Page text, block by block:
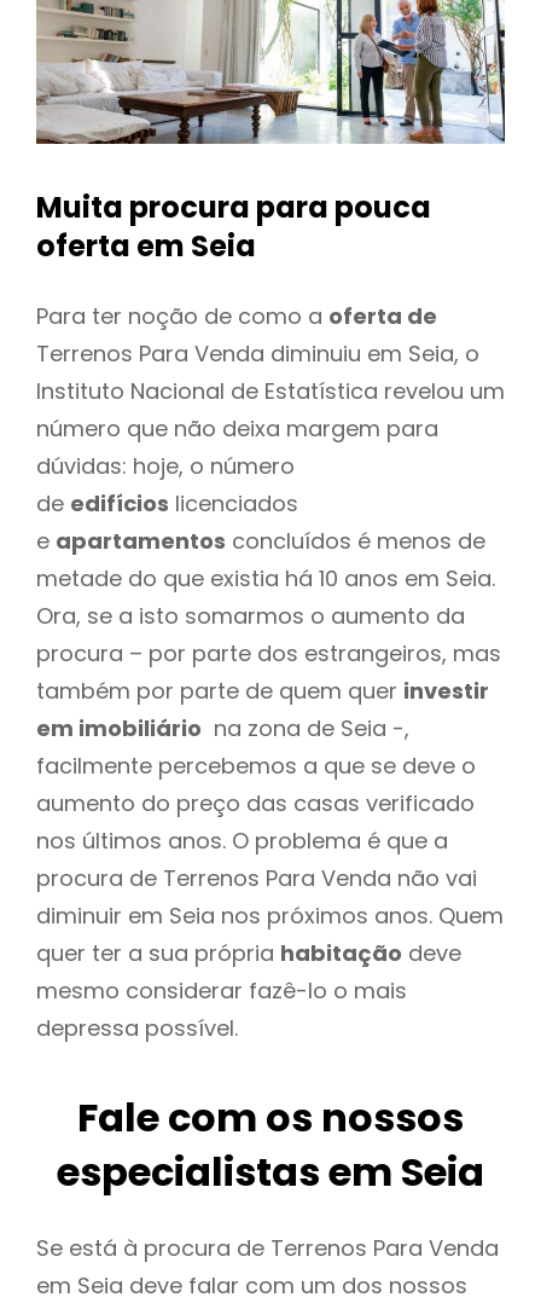
Muita procura para pouca
oferta em Seia
Para ter noção de como a oferta de
Terrenos Para Venda diminuiu em Seia, o
Instituto Nacional de Estatística revelou um
número que não deixa margem para
dúvidas: hoje, o número
de edifícios licenciados
e apartamentos concluídos é menos de
metade do que existia há 10 anos em Seia.
Ora, se a isto somarmos o aumento da
procura – por parte dos estrangeiros, mas
também por parte de quem quer investir
em imobiliário na zona de Seia -,
facilmente percebemos a que se deve o
aumento do preço das casas verificado
nos últimos anos. O problema é que a
procura de Terrenos Para Venda não vai
diminuir em Seia nos próximos anos. Quem
quer ter a sua própria habitação deve
mesmo considerar fazê-lo o mais
depressa possível.
Fale com os nossos
especialistas em Seia
Se está à procura de Terrenos Para Venda
em Seia deve falar com um dos nossos